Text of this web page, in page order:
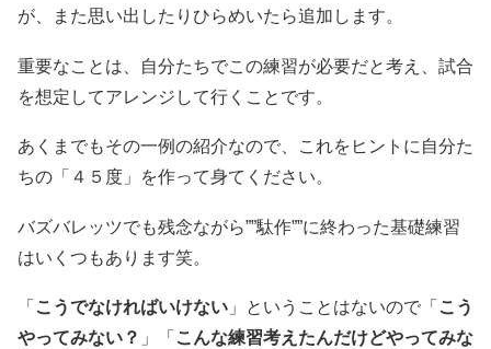
が、また思い出したりひらめいたら追加します。
重要なことは、自分たちでこの練習が必要だと考え、試合
を想定してアレンジして行くことです。
あくまでもその一例の紹介なので、これをヒントに自分た
ちの「４５度」を作って身てください。
バズバレッツでも残念ながら””駄作””に終わった基礎練習
はいくつもあります笑。
「 こうでなければいけない 」ということはないので「 こう
やってみない？ 」「 こんな練習考えたんだけどやってみな